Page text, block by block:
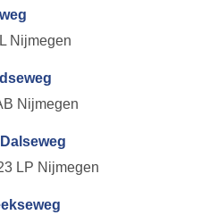
Nijmegen
Nijmegen
LP Nijmegen